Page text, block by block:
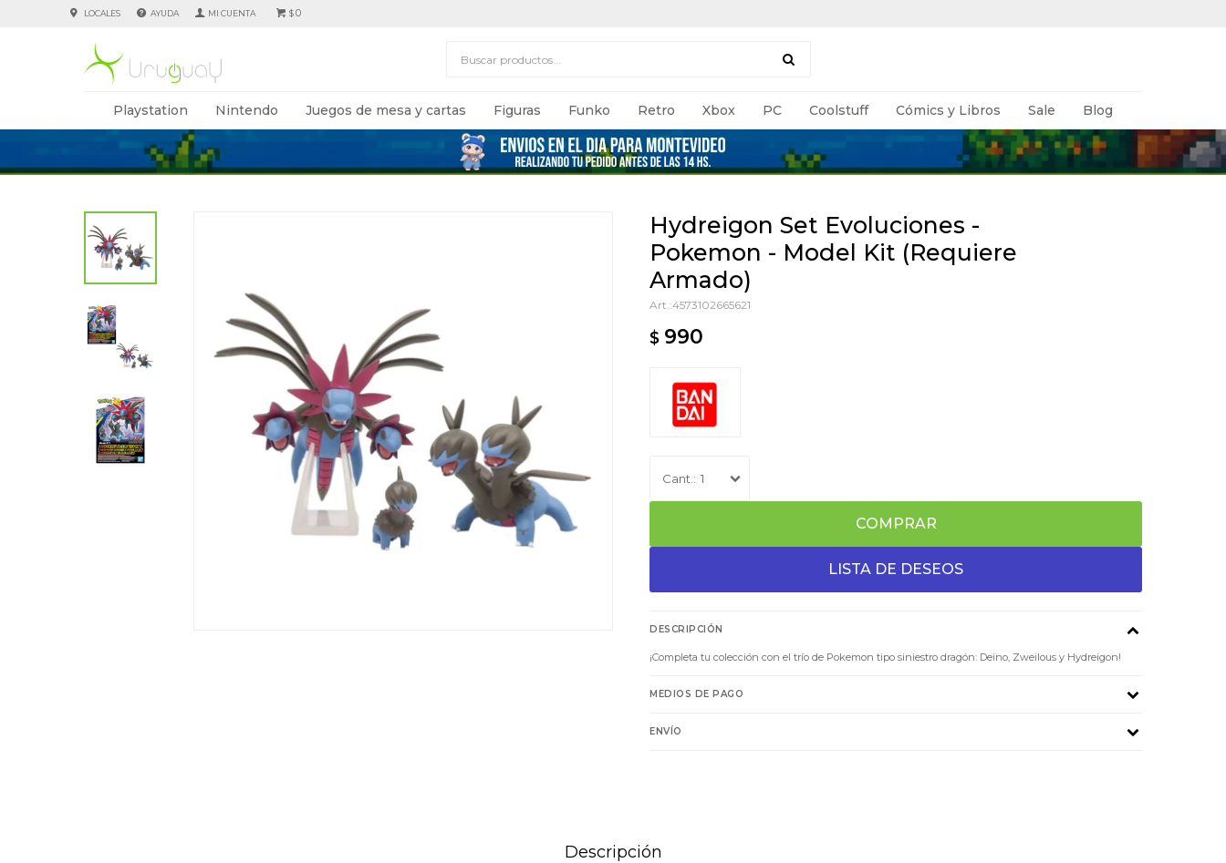
Playstation Nintendo Juegos de mesa y cartas Figuras Funko Retro Xbox PC Coolstuff Cómics y Libros Sale Blog
$0
LOCALES AYUDA
Hydreigon Set Evoluciones -
Pokemon - Model Kit (Requiere
Armado)
4573102665621
$ 990
1
COMPRAR
DESCRIPCIÓN
¡Completa tu colección con el trío de Pokemon tipo siniestro dragón: Deino, Zweilous y Hydreigon!
MEDIOS DE PAGO
ENVÍO
Descripción